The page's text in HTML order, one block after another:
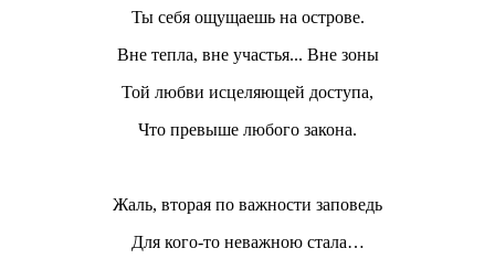
Ты себя ощущаешь на острове.
Вне тепла, вне участья... Вне зоны
Той любви исцеляющей доступа,
Что превыше любого закона.
Жаль, вторая по важности заповедь
Для кого-то неважною стала…